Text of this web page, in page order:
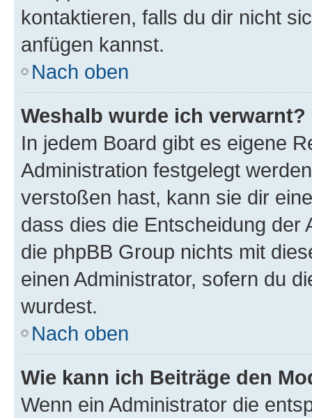
kontaktieren, falls du dir nicht
anfügen kannst.
Nach oben
Weshalb wurde ich verwarnt?
In jedem Board gibt es eigene
Administration festgelegt
verstoßen hast, kann sie dir
dass dies die Entscheidung der
die phpBB Group nichts mit
einen Administrator, sofern du
wurdest.
Nach oben
Wie kann ich Beiträge den
Wenn ein Administrator die